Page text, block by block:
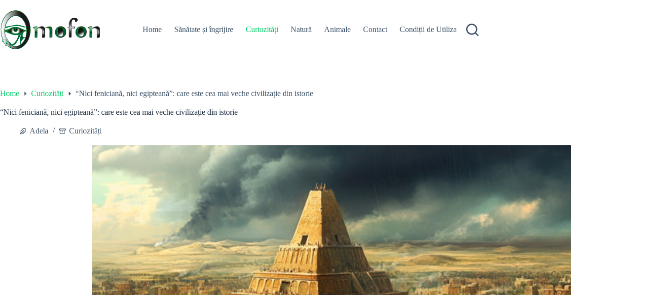
content
Home
Sănătate și îngrijire Curiozități Natură Animale Contact Condiții de Utilizare
Home Curiozități “Nici feniciană, nici egipteană”: care este cea mai veche civilizație din istorie
“Nici feniciană, nici egipteană”: care este cea mai veche civilizație din istorie
Adela Curiozități